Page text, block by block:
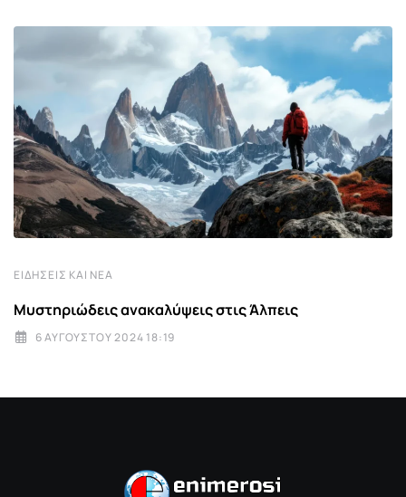
ΕΙΔΉΣΕΙΣ ΚΑΙ ΝΈΑ
Μυστηριώδεις ανακαλύψεις στις Άλπεις
6 ΑΥΓΟΎΣΤΟΥ 2024 18:19